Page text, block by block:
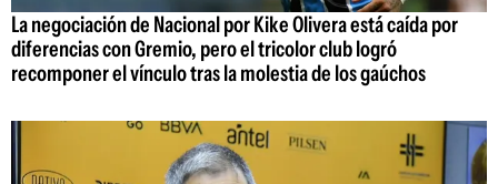
La negociación de Nacional por Kike Olivera está caída por
diferencias con Gremio, pero el tricolor club logró
recomponer el vínculo tras la molestia de los gaúchos